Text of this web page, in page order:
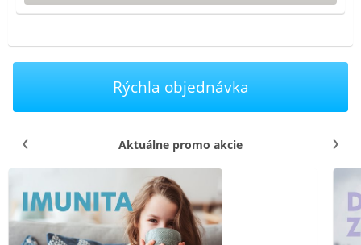
Rýchla objednávka
Aktuálne promo akcie